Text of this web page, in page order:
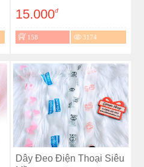
15.000đ
158 3174
Dây Đeo Điện Thoại Siêu